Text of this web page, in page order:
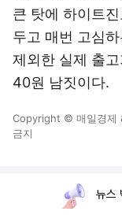
큰 탓에 하이트
두고 매번 고심
제외한 실제 출
40원 남짓이다.
Copyright © 매일경제
금지
뉴스